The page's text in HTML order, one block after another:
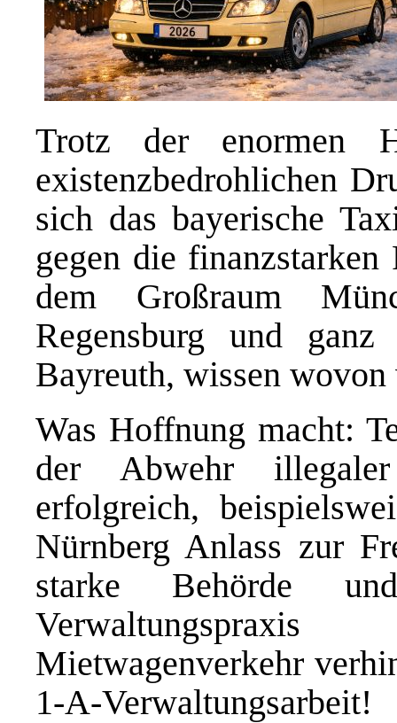
Trotz der enormen
existenzbedrohlichen
sich das bayerische
gegen die
dem Großraum
Regensburg und
Bayreuth, wissen
Was Hoffnung macht:
der Abwehr illegaler
erfolgreich,
Nürnberg Anlass zur
starke Behörde
Mietwagenverkehr
1-A-Verwaltungsarbeit!